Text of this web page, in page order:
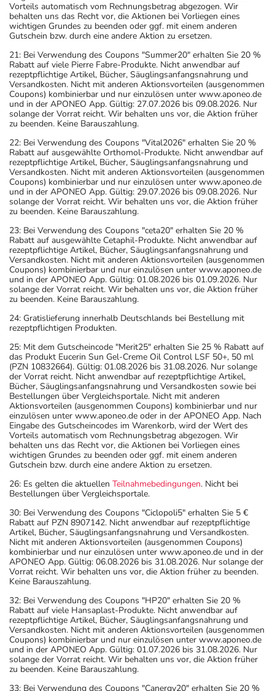
Vorteils automatisch vom Rechnungsbetrag abgezogen. Wir
behalten uns das Recht vor, die Aktionen bei Vorliegen eines
wichtigen Grundes zu beenden oder ggf. mit einem anderen
Gutschein bzw. durch eine andere Aktion zu ersetzen.
21: Bei Verwendung des Coupons "Summer20" erhalten Sie 20 %
Rabatt auf viele Pierre Fabre-Produkte. Nicht anwendbar auf
rezeptpflichtige Artikel, Bücher, Säuglingsanfangsnahrung und
Versandkosten. Nicht mit anderen Aktionsvorteilen (ausgenommen
Coupons) kombinierbar und nur einzulösen unter www.aponeo.de
und in der APONEO App. Gültig: 27.07.2026 bis 09.08.2026. Nur
solange der Vorrat reicht. Wir behalten uns vor, die Aktion früher
zu beenden. Keine Barauszahlung.
22: Bei Verwendung des Coupons "Vital2026" erhalten Sie 20 %
Rabatt auf ausgewählte Orthomol-Produkte. Nicht anwendbar auf
rezeptpflichtige Artikel, Bücher, Säuglingsanfangsnahrung und
Versandkosten. Nicht mit anderen Aktionsvorteilen (ausgenommen
Coupons) kombinierbar und nur einzulösen unter www.aponeo.de
und in der APONEO App. Gültig: 29.07.2026 bis 09.08.2026. Nur
solange der Vorrat reicht. Wir behalten uns vor, die Aktion früher
zu beenden. Keine Barauszahlung.
23: Bei Verwendung des Coupons "ceta20" erhalten Sie 20 %
Rabatt auf ausgewählte Cetaphil-Produkte. Nicht anwendbar auf
rezeptpflichtige Artikel, Bücher, Säuglingsanfangsnahrung und
Versandkosten. Nicht mit anderen Aktionsvorteilen (ausgenommen
Coupons) kombinierbar und nur einzulösen unter www.aponeo.de
und in der APONEO App. Gültig: 01.08.2026 bis 01.09.2026. Nur
solange der Vorrat reicht. Wir behalten uns vor, die Aktion früher
zu beenden. Keine Barauszahlung.
24: Gratislieferung innerhalb Deutschlands bei Bestellung mit
rezeptpflichtigen Produkten.
25: Mit dem Gutscheincode "Merit25" erhalten Sie 25 % Rabatt auf
das Produkt Eucerin Sun Gel-Creme Oil Control LSF 50+, 50 ml
(PZN 10832664). Gültig: 01.08.2026 bis 31.08.2026. Nur solange
der Vorrat reicht. Nicht anwendbar auf rezeptpflichtige Artikel,
Bücher, Säuglingsanfangsnahrung und Versandkosten sowie bei
Bestellungen über Vergleichsportale. Nicht mit anderen
Aktionsvorteilen (ausgenommen Coupons) kombinierbar und nur
einzulösen unter www.aponeo.de oder in der APONEO App. Nach
Eingabe des Gutscheincodes im Warenkorb, wird der Wert des
Vorteils automatisch vom Rechnungsbetrag abgezogen. Wir
behalten uns das Recht vor, die Aktionen bei Vorliegen eines
wichtigen Grundes zu beenden oder ggf. mit einem anderen
Gutschein bzw. durch eine andere Aktion zu ersetzen.
26: Es gelten die aktuellen Teilnahmebedingungen. Nicht bei
Bestellungen über Vergleichsportale.
30: Bei Verwendung des Coupons "Ciclopoli5" erhalten Sie 5 €
Rabatt auf PZN 8907142. Nicht anwendbar auf rezeptpflichtige
Artikel, Bücher, Säuglingsanfangsnahrung und Versandkosten.
Nicht mit anderen Aktionsvorteilen (ausgenommen Coupons)
kombinierbar und nur einzulösen unter www.aponeo.de und in der
APONEO App. Gültig: 06.08.2026 bis 31.08.2026. Nur solange der
Vorrat reicht. Wir behalten uns vor, die Aktion früher zu beenden.
Keine Barauszahlung.
32: Bei Verwendung des Coupons "HP20" erhalten Sie 20 %
Rabatt auf viele Hansaplast-Produkte. Nicht anwendbar auf
rezeptpflichtige Artikel, Bücher, Säuglingsanfangsnahrung und
Versandkosten. Nicht mit anderen Aktionsvorteilen (ausgenommen
Coupons) kombinierbar und nur einzulösen unter www.aponeo.de
und in der APONEO App. Gültig: 01.07.2026 bis 31.08.2026. Nur
solange der Vorrat reicht. Wir behalten uns vor, die Aktion früher
zu beenden. Keine Barauszahlung.
33: Bei Verwendung des Coupons "Canergy20" erhalten Sie 20 %